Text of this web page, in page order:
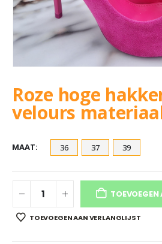
Roze hoge
velours
MAAT 36 37 39
TOEVOEGEN AAN VERLANGLIJST